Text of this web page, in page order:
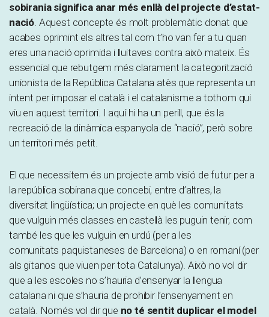
sobirania significa anar més enllà del projecte d’estat-
nació . Aquest concepte és molt problemàtic donat que
acabes oprimint els altres tal com t’ho van fer a tu quan
eres una nació oprimida i lluitaves contra això mateix. És
essencial que rebutgem més clarament la categorització
unionista de la República Catalana atès que representa un
intent per imposar el català i el catalanisme a tothom qui
viu en aquest territori. I aquí hi ha un perill, que és la
recreació de la dinàmica espanyola de “nació”, però sobre
un territori més petit.
El que necessitem és un projecte amb visió de futur per a
la república sobirana que concebi, entre d’altres, la
diversitat lingüística; un projecte en què les comunitats
que vulguin més classes en castellà les puguin tenir, com
també les que les vulguin en urdú (per a les
comunitats paquistaneses de Barcelona) o en romaní (per
als gitanos que viuen per tota Catalunya). Això no vol dir
que a les escoles no s’hauria d’ensenyar la llengua
catalana ni que s’hauria de prohibir l’ensenyament en
català. Només vol dir que no té sentit duplicar el model